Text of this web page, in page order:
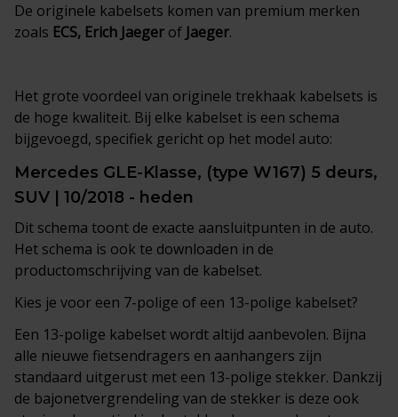
De originele kabelsets komen van premium merken
zoals ECS, Erich Jaeger of Jaeger.
Het grote voordeel van originele trekhaak kabelsets is
de hoge kwaliteit. Bij elke kabelset is een schema
bijgevoegd, specifiek gericht op het model auto:
Mercedes GLE-Klasse, (type W167) 5 deurs,
SUV | 10/2018 - heden
Dit schema toont de exacte aansluitpunten in de auto.
Het schema is ook te downloaden in de
productomschrijving van de kabelset.
Kies je voor een 7-polige of een 13-polige kabelset?
Een 13-polige kabelset wordt altijd aanbevolen. Bijna
alle nieuwe fietsendragers en aanhangers zijn
standaard uitgerust met een 13-polige stekker. Dankzij
de bajonetvergrendeling van de stekker is deze ook